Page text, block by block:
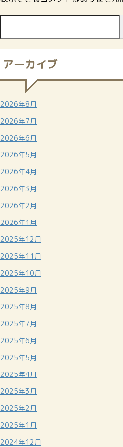
アーカイブ
2026年8月
2026年7月
2026年6月
2026年5月
2026年4月
2026年3月
2026年2月
2026年1月
2025年12月
2025年11月
2025年10月
2025年9月
2025年8月
2025年7月
2025年6月
2025年5月
2025年4月
2025年3月
2025年2月
2025年1月
2024年12月